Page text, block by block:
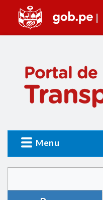
Menu